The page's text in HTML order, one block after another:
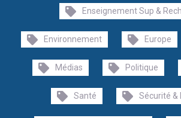
Enseignement Sup &
Environnement Europe
Médias Politique
Santé Sécurité &